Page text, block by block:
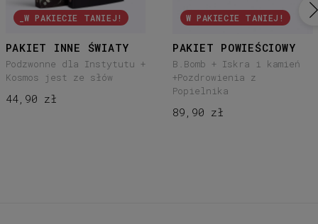
_W PAKIECIE TANIEJ!
PAKIET INNE ŚWIATY
Podzwonne dla Instytutu +
Kosmos jest ze słów
44,90 zł
W PAKIECIE TANIEJ!
PAKIET POWIEŚCIOWY
B.Bomb + Iskra i kamień
+Pozdrowienia z
Popielnika
89,90 zł